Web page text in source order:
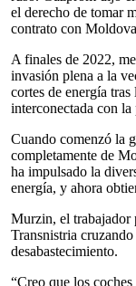
el derecho de tomar
contrato con
A finales de 2022,
invasión plena a la
cortes de energía tras
interconectada con
Cuando comenzó la
completamente de
ha impulsado la
energía, y ahora
Murzin, el trabajador
Transnistria
desabastecimiento.
“Creo que los